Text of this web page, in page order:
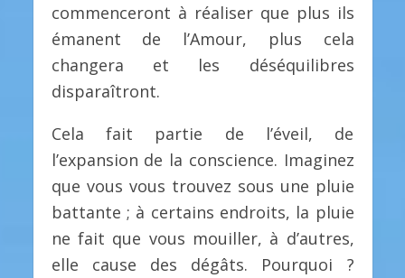
commenceront à réaliser que plus ils
émanent de l’Amour, plus cela
changera et les déséquilibres
disparaîtront.
Cela fait partie de l’éveil, de
l’expansion de la conscience. Imaginez
que vous vous trouvez sous une pluie
battante ; à certains endroits, la pluie
ne fait que vous mouiller, à d’autres,
elle cause des dégâts. Pourquoi ?